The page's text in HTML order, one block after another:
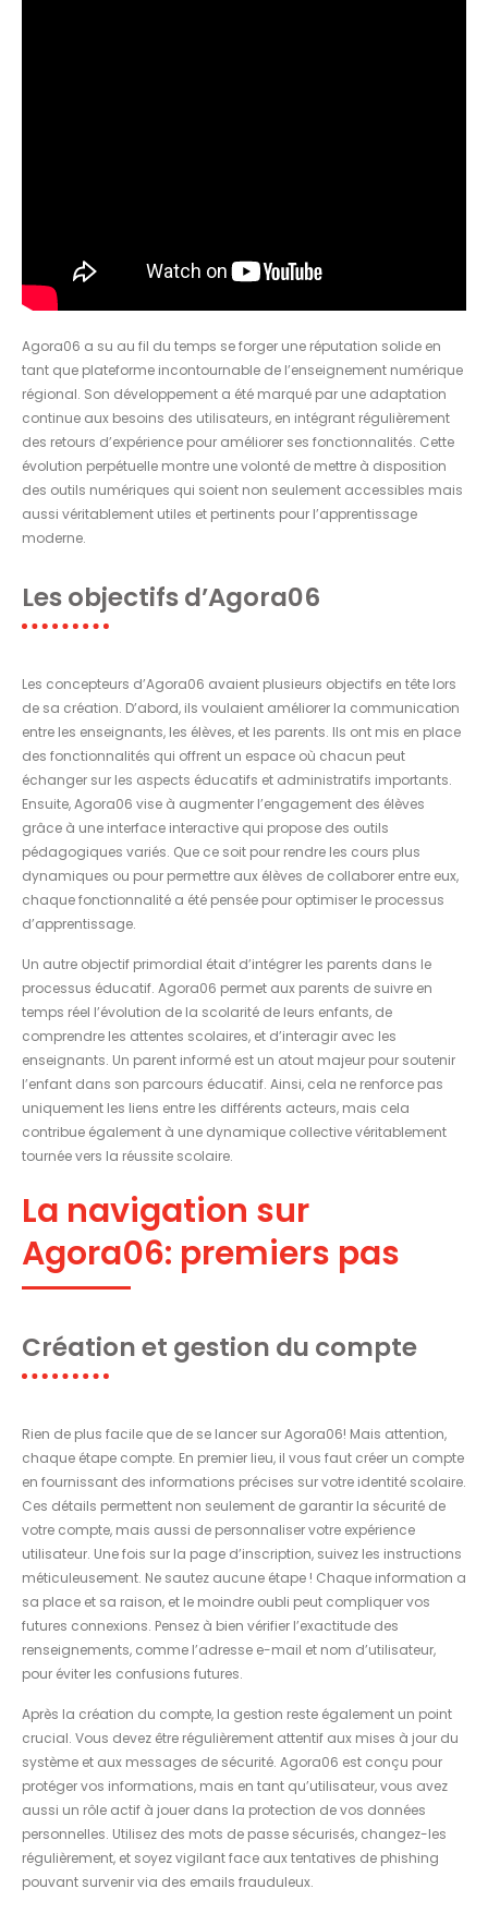
Agora06 a su au fil du temps se forger une réputation solide en
tant que plateforme incontournable de l’enseignement numérique
régional. Son développement a été marqué par une adaptation
continue aux besoins des utilisateurs, en intégrant régulièrement
des retours d’expérience pour améliorer ses fonctionnalités. Cette
évolution perpétuelle montre une volonté de mettre à disposition
des outils numériques qui soient non seulement accessibles mais
aussi véritablement utiles et pertinents pour l’apprentissage
moderne.
Les objectifs d’Agora06
Les concepteurs d’Agora06 avaient plusieurs objectifs en tête lors
de sa création. D’abord, ils voulaient améliorer la communication
entre les enseignants, les élèves, et les parents. Ils ont mis en place
des fonctionnalités qui offrent un espace où chacun peut
échanger sur les aspects éducatifs et administratifs importants.
Ensuite, Agora06 vise à augmenter l’engagement des élèves
grâce à une interface interactive qui propose des outils
pédagogiques variés. Que ce soit pour rendre les cours plus
dynamiques ou pour permettre aux élèves de collaborer entre eux,
chaque fonctionnalité a été pensée pour optimiser le processus
d’apprentissage.
Un autre objectif primordial était d’intégrer les parents dans le
processus éducatif. Agora06 permet aux parents de suivre en
temps réel l’évolution de la scolarité de leurs enfants, de
comprendre les attentes scolaires, et d’interagir avec les
enseignants. Un parent informé est un atout majeur pour soutenir
l’enfant dans son parcours éducatif. Ainsi, cela ne renforce pas
uniquement les liens entre les différents acteurs, mais cela
contribue également à une dynamique collective véritablement
tournée vers la réussite scolaire.
La navigation sur
Agora06: premiers pas
Création et gestion du compte
Rien de plus facile que de se lancer sur Agora06! Mais attention,
chaque étape compte. En premier lieu, il vous faut créer un compte
en fournissant des informations précises sur votre identité scolaire.
Ces détails permettent non seulement de garantir la sécurité de
votre compte, mais aussi de personnaliser votre expérience
utilisateur. Une fois sur la page d’inscription, suivez les instructions
méticuleusement. Ne sautez aucune étape ! Chaque information a
sa place et sa raison, et le moindre oubli peut compliquer vos
futures connexions. Pensez à bien vérifier l’exactitude des
renseignements, comme l’adresse e-mail et nom d’utilisateur,
pour éviter les confusions futures.
Après la création du compte, la gestion reste également un point
crucial. Vous devez être régulièrement attentif aux mises à jour du
système et aux messages de sécurité. Agora06 est conçu pour
protéger vos informations, mais en tant qu’utilisateur, vous avez
aussi un rôle actif à jouer dans la protection de vos données
personnelles. Utilisez des mots de passe sécurisés, changez-les
régulièrement, et soyez vigilant face aux tentatives de phishing
pouvant survenir via des emails frauduleux.